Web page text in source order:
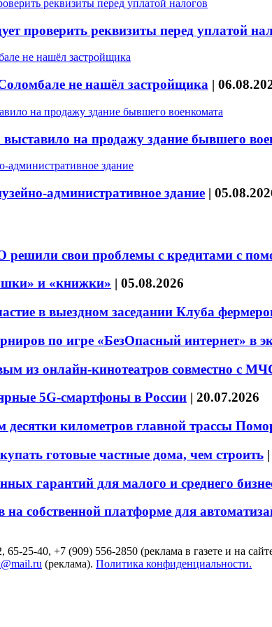
проверить реквизиты перед уплатой
не нашёл застройщика |
на продажу здание бывшего
административное здание |
решили свои проблемы с кредитами с
и «книжки» | 05.08.2026
в выездном заседании Клуба
по игре «БезОпасный интернет» в
из онлайн-кинотеатров совместно с
5G-смартфоны в России | 20.07.2026
километров главной трассы
готовые частные дома, чем строить |
гарантий для малого и среднего
собственной платформе для
25-40, +7 (909) 556-2850 (реклама в газете и на
(реклама). Политика конфиденциальности.